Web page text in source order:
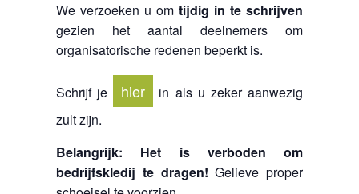
We verzoeken u om tijdig in te schrijven
gezien het aantal deelnemers om
organisatorische redenen beperkt is.
Schrijf je hier
in als u zeker aanwezig
zult zijn.
Belangrijk:
Het is verboden om
bedrijfskledij te dragen!Gelieve proper